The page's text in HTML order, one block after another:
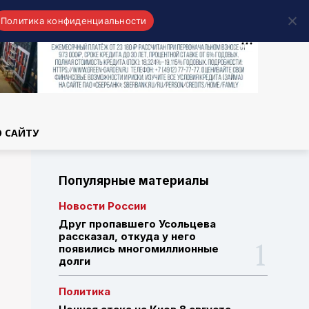
САЙТУ
Популярные материалы
Новости России
Друг пропавшего Усольцева
рассказал, откуда у него
появились многомиллионные
долги
Политика
Политика конфиденциальности